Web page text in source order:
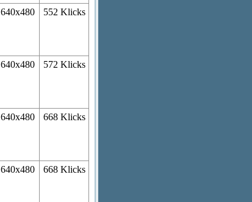
640x480 552 Klicks
640x480 572 Klicks
640x480 668 Klicks
640x480 668 Klicks